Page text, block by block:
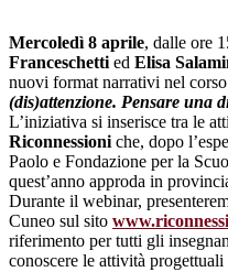
Mercoledì 8 aprile, dalle ore
Franceschetti ed Elisa
nuovi format narrativi nel
(dis)attenzione. Pensare una
L’iniziativa si inserisce tra le
Riconnessioni che, dopo
Paolo e Fondazione per la
quest’anno approda in
Durante il webinar,
Cuneo sul sito
riferimento per tutti gli
conoscere le attività